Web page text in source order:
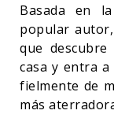
Basada en
popular
que
casa y entra
fielmente de
más